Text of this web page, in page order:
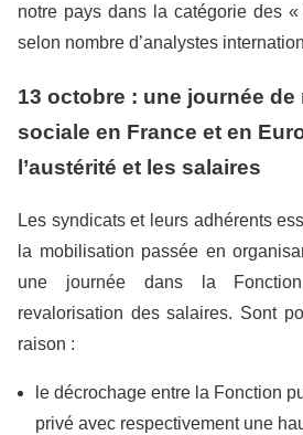
notre pays dans la catégorie des
selon nombre d’analystes
13 octobre : une journée
sociale en France et en
l’austérité et les salaires
Les syndicats et leurs adhérents
la mobilisation passée en
une journée dans la
revalorisation des salaires. Sont
raison :
le décrochage entre la Fonction
privé avec respectivement une